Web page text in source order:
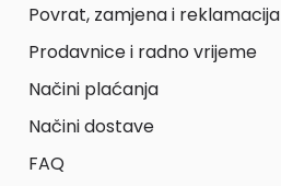
Povrat, zamjena i reklamacija
Prodavnice i radno vrijeme
Načini plaćanja
Načini dostave
FAQ